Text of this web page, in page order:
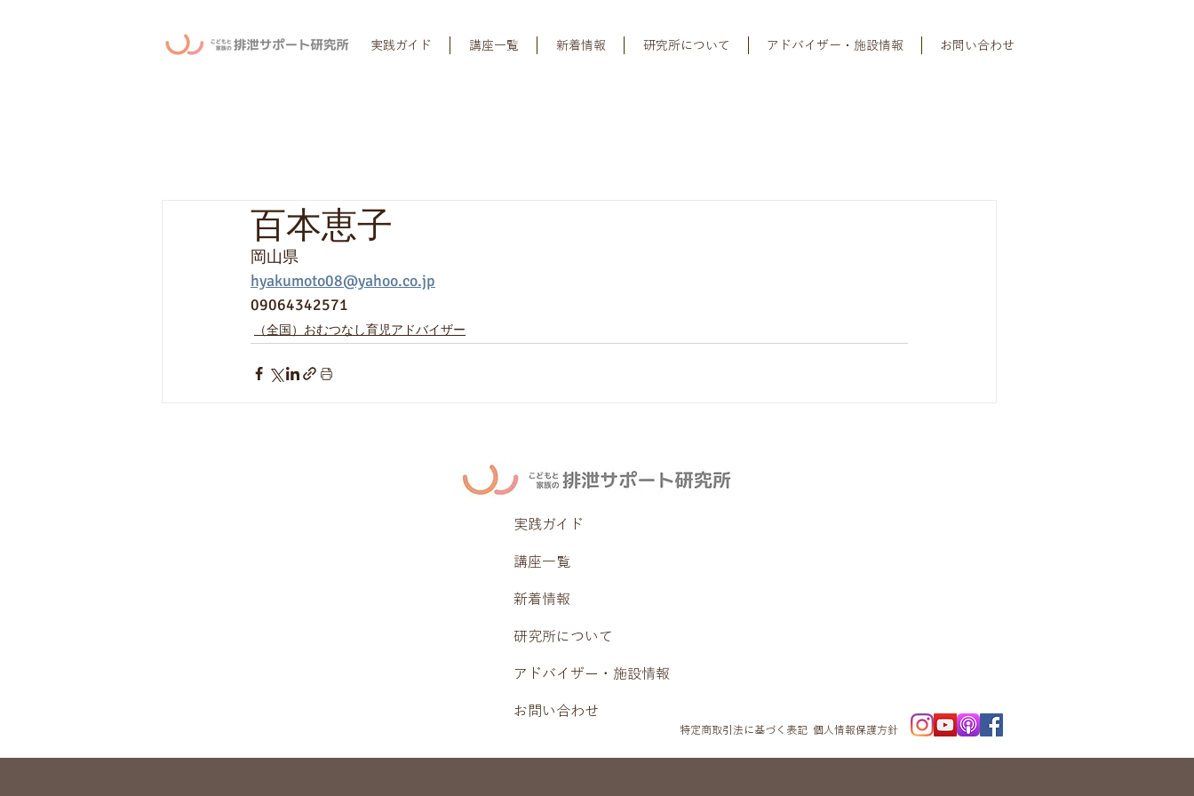
実践ガイド 講座一覧 新着情報 研究所について アドバイザー・施設情報 お問い合わせ
百本恵子
岡山県
hyakumoto08@yahoo.co.jp
09064342571
（全国）おむつなし育児アドバイザー
実践ガイド
講座一覧
新着情報
研究所について
アドバイザー・施設情報
お問い合わせ
特定商取引法に基づく表記 個人情報保護方針